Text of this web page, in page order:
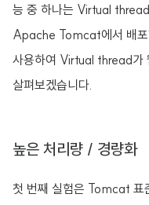
능 중 하나는 Virtual
Apache Tomcat에서 배포
사용하여 Virtual thread가
살펴보겠습니다.
높은 처리량 / 경량화
첫 번째 실험은 Tomcat